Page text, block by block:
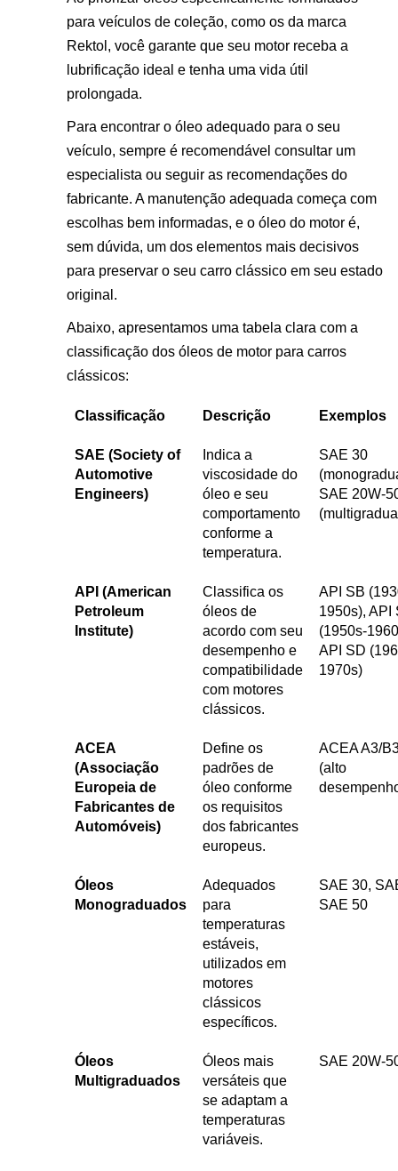
para veículos de coleção, como os da marca
Rektol, você garante que seu motor receba a
lubrificação ideal e tenha uma vida útil
prolongada.
Para encontrar o óleo adequado para o seu
veículo, sempre é recomendável consultar um
especialista ou seguir as recomendações do
fabricante. A manutenção adequada começa com
escolhas bem informadas, e o óleo do motor é,
sem dúvida, um dos elementos mais decisivos
para preservar o seu carro clássico em seu estado
original.
Abaixo, apresentamos uma tabela clara com a
classificação dos óleos de motor para carros
clássicos:
Classificação Descrição Exemplos
SAE (Society of
Automotive
Engineers)
Indica a
viscosidade do
óleo e seu
comportamento
conforme a
temperatura.
SAE 30
SAE 20W-
API (American
Petroleum
Institute)
Classifica os
óleos de
acordo com seu
desempenho e
compatibilidade
com motores
clássicos.
API SB
1950s), API
(1950s-
API SD
1970s)
ACEA
(Associação
Europeia de
Fabricantes de
Automóveis)
Define os
padrões de
óleo conforme
os requisitos
dos fabricantes
europeus.
ACEA A3/
(alto
Óleos
Monograduados
Adequados
para
temperaturas
estáveis,
utilizados em
motores
clássicos
específicos.
SAE 30,
SAE 50
Óleos
Multigraduados
Óleos mais
versáteis que
se adaptam a
temperaturas
variáveis.
SAE 20W-